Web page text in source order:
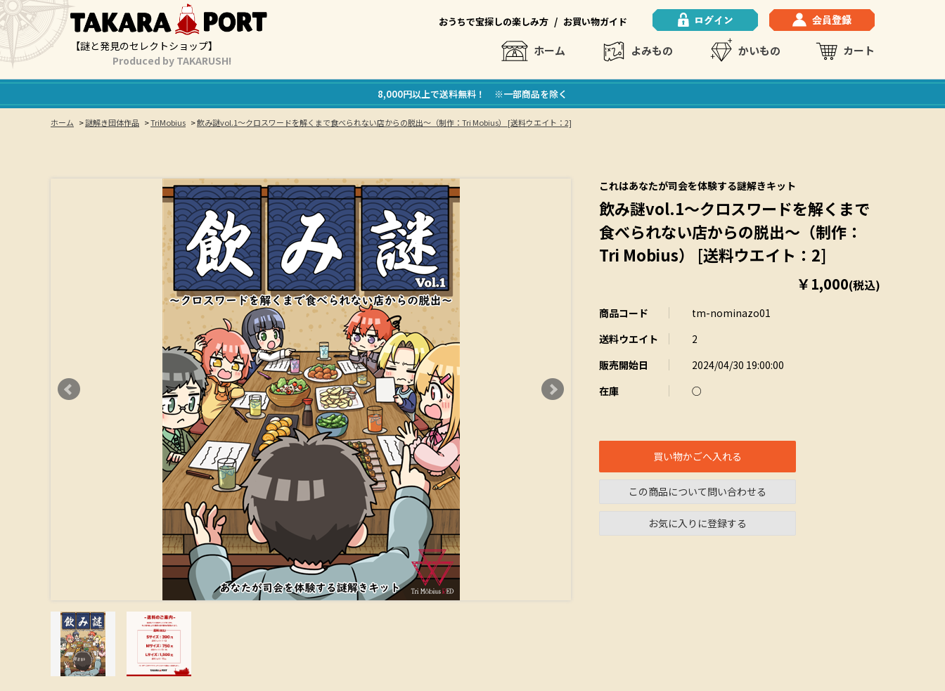
【謎と発見のセレクトショップ】
Produced by TAKARUSH!
おうちで宝探しの楽しみ方 / お買い物ガイド
ホーム よみもの かいもの カート
8,000円以上で送料無料！ ※一部商品を除く
ホーム >謎解き団体作品 >TriMobius >飲み謎vol.1～クロスワードを解くまで食べられない店からの脱出～（制作：Tri Mobius） [送料ウエイト：2]
これはあなたが司会を体験する謎解きキット
飲み謎vol.1～クロスワードを解くまで
食べられない店からの脱出～（制作：
Tri Mobius） [送料ウエイト：2]
￥1,000(税込)
商品コード
tm-nominazo01
送料ウエイト
2
販売開始日
2024/04/30 19:00:00
在庫
○
買い物かごへ入れる
この商品について問い合わせる
お気に入りに登録する